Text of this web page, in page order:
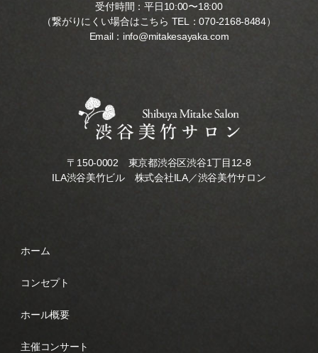
受付時間：平日10:00〜18:00
（繋がりにくい場合はこちら TEL：070-2168-8484）
Email： info@mitakesayaka.com
〒150-0002 東京都渋谷区渋谷1丁目12-8
ILA渋谷美竹ビル 株式会社ILA／渋谷美竹サロン
ホーム
コンセプト
ホール概要
主催コンサート